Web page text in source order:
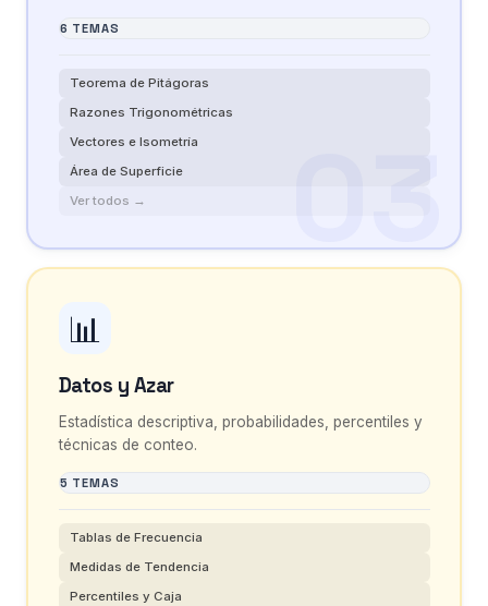
6 TEMAS
Teorema de Pitágoras
Razones Trigonométricas
Vectores e Isometría
Área de Superficie
Ver todos →
📊
Datos y Azar
Estadística descriptiva, probabilidades, percentiles y
técnicas de conteo.
5 TEMAS
Tablas de Frecuencia
Medidas de Tendencia
Percentiles y Caja